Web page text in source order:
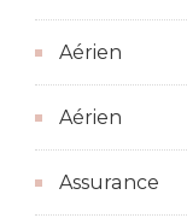
Aérien
Aérien
Assurance